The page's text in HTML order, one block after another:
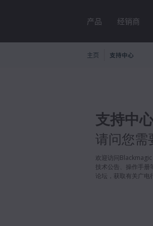
产品 经销商
主页 支持中心
支持中
请问您需
欢迎访问
技术公告、操作手册
论坛，获取有关广电